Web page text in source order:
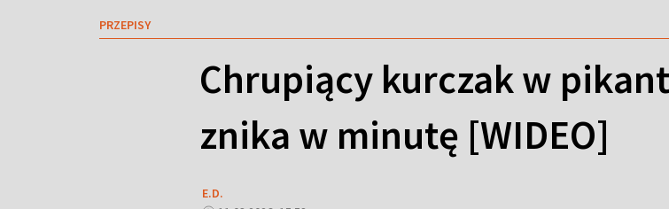
PRZEPISY
Chrupiący kurczak w
znika w minutę [WIDEO]
E.D.